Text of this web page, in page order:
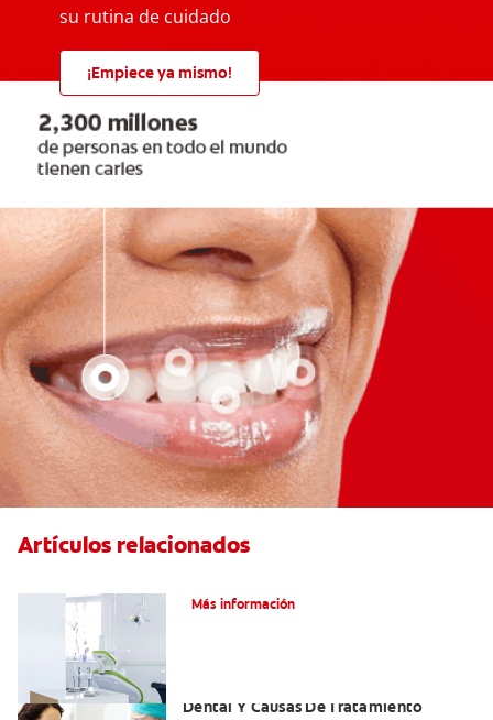
su rutina de cuidado
¡Empiece ya mismo!
Artículos relacionados
Más información
Dental Y Causas De Tratamiento